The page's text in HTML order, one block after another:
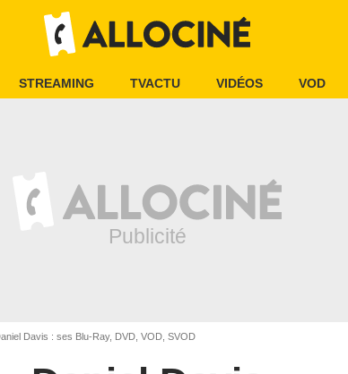
STREAMING TVACTU VIDÉOS VOD
Davis : ses Blu-Ray, DVD, VOD, SVOD